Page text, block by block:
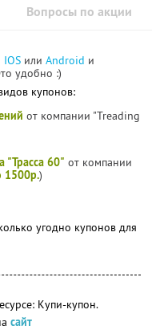
Вопросы по акции
IOS или Android и
удобно :)
купонов:
от компании "Treading
"Трасса 60" от компании
1500р.)
угодно купонов для
Купи-купон.
сайт